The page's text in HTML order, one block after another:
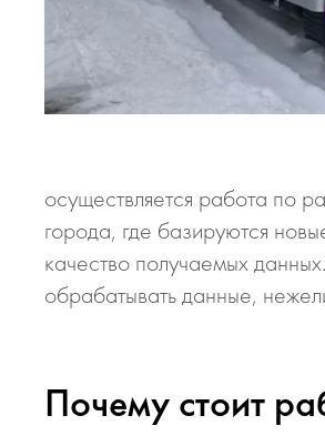
осуществляется работа по
города, где базируются
качество получаемых
обрабатывать данные,
Почему стоит